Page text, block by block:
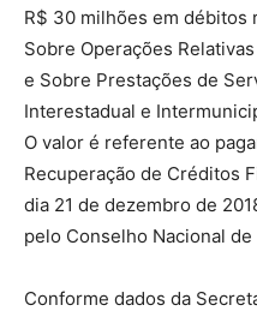
R$ 30 milhões em débitos
Sobre Operações
e Sobre Prestações de
Interestadual e
O valor é referente ao
Recuperação de Créditos
dia 21 de dezembro de
pelo Conselho Nacional
Conforme dados da